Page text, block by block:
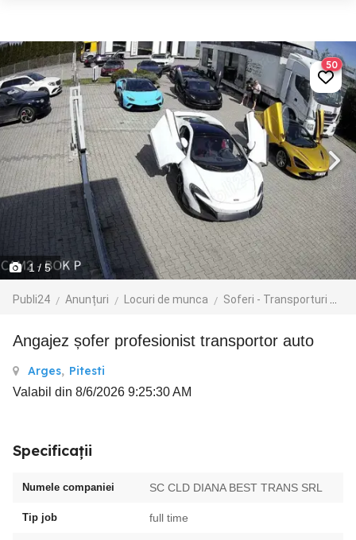
1 / 5
Publi24 Anunțuri Locuri de munca Soferi - Transporturi
50
Angajez șofer profesionist transportor auto
Arges, Pitesti
Valabil din 8/6/2026 9:25:30 AM
Specificații
Numele companiei SC CLD DIANA BEST TRANS SRL
Tip job full time